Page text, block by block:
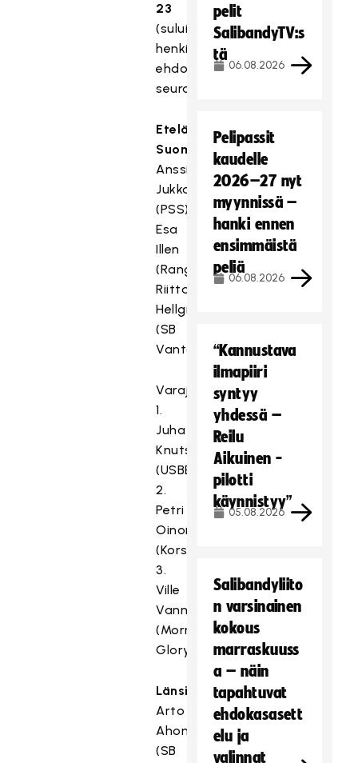
23
(suluissa
henkilöä
ehdottanut
seura)
Etelä-
Suomi
Anssi
Jukka
(PSS)
Esa
Illen
(Rangers)
Riitta
Hellgren
(SB
Vantaa)
Varajäsenet
1.
Juha
Knutsson
(USBEK)
2.
Petri
Oinonen
(KorsKa)
3.
Ville
Vannesluoma
(Morning
Glory)
Länsirannikko
Arto
Ahonen
(SB
pelit
SalibandyTV:s
tä
06.08.2026
Pelipassit
kaudelle
2026–27 nyt
myynnissä –
hanki ennen
ensimmäistä
peliä
06.08.2026
“Kannustava
ilmapiiri
syntyy
yhdessä –
Reilu
Aikuinen -
pilotti
käynnistyy”
05.08.2026
Salibandyliito
n varsinainen
kokous
marraskuuss
a – näin
tapahtuvat
ehdokasasett
elu ja
valinnat